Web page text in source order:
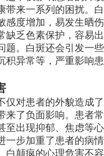
带来一系列的困扰。
感度增加，易发生晒
缺乏色素保护，容易
题。白斑还会引发一
积异常等，严重影响
对患者的外貌造成了
来了负面影响。患者
至出现抑郁、焦虑等
一步加重了患者的病
白颠疯的心理危害不